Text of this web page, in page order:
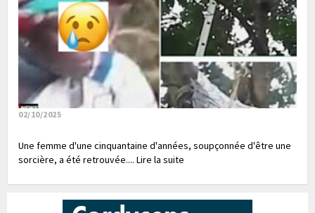
02/10/2025
Une femme d'une cinquantaine d'années, soupçonnée d'être une
sorcière, a été retrouvée.... Lire la suite